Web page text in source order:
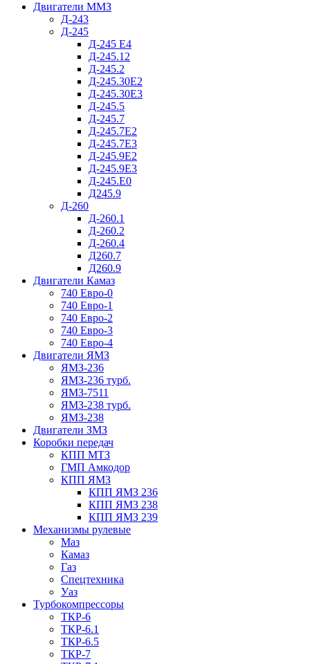
Двигатели ММЗ
Д-243
Д-245
Д-245 Е4
Д-245.12
Д-245.2
Д-245.30Е2
Д-245.30Е3
Д-245.5
Д-245.7
Д-245.7Е2
Д-245.7Е3
Д-245.9Е2
Д-245.9Е3
Д-245.Е0
Д245.9
Д-260
Д-260.1
Д-260.2
Д-260.4
Д260.7
Д260.9
Двигатели Камаз
740 Евро-0
740 Евро-1
740 Евро-2
740 Евро-3
740 Евро-4
Двигатели ЯМЗ
ЯМЗ-236
ЯМЗ-236 турб.
ЯМЗ-7511
ЯМЗ-238 турб.
ЯМЗ-238
Двигатели ЗМЗ
Коробки передач
КПП МТЗ
ГМП Амкодор
КПП ЯМЗ
КПП ЯМЗ 236
КПП ЯМЗ 238
КПП ЯМЗ 239
Механизмы рулевые
Маз
Камаз
Газ
Спецтехника
Уаз
Турбокомпрессоры
ТКР-6
ТКР-6.1
ТКР-6.5
ТКР-7